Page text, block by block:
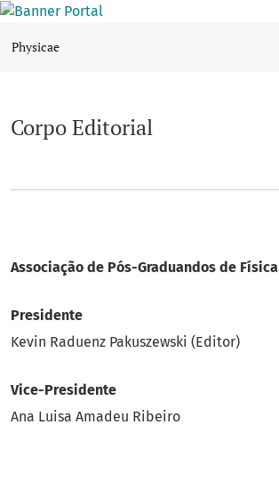
Physicae
Corpo Editorial
Associação de Pós-Graduandos de Física
Presidente
Kevin Raduenz Pakuszewski (Editor)
Vice-Presidente
Ana Luisa Amadeu Ribeiro